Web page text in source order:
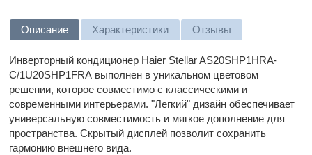
Описание Характеристики Отзывы
Инверторный кондиционер Haier Stellar AS20SHP1HRA-
C/1U20SHP1FRA выполнен в уникальном цветовом
решении, которое совместимо с классическими и
современными интерьерами. "Легкий" дизайн обеспечивает
универсальную совместимость и мягкое дополнение для
пространства. Скрытый дисплей позволит сохранить
гармонию внешнего вида.